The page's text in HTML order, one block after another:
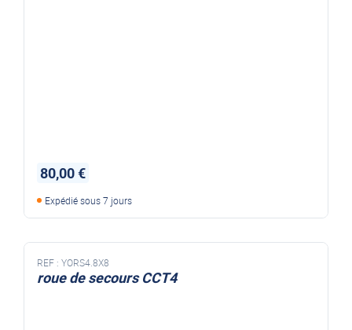
80,00 €
Expédié sous 7 jours
REF : YORS4.8X8
roue de secours CCT4